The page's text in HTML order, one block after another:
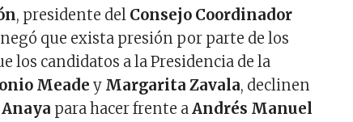
, presidente del Consejo Coordinador
negó que exista presión por parte de los
los candidatos a la Presidencia de la
Meade y Margarita Zavala, declinen
para hacer frente aAndrés Manuel